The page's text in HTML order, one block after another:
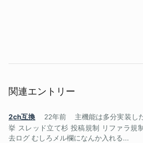
関連エントリー
2ch互換 22年前
主機能は多分実装し
挙 スレッド立て杉 投稿規制 リファラ規
去ログ むしろメル欄になんか入れる...